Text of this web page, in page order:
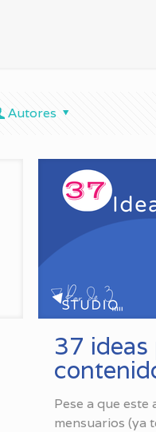
Autores
37 ideas
Pese a que
mensuarios (ya